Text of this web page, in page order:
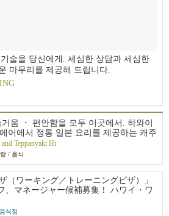
술을 당신에게. 세심한 상담과 세심한
마무리를 제공해 드립니다.
움 ・ 편안함을 모두 이곳에서. 하와이
에어에서 정통 일본 요리를 제공하는 캐주
스토랑입니다. 스시, 사시미, 스페셜 롤,
까지 다양한 메뉴가 준비되어 있다. 테이
온라인 주문도 가능합니다. 일본의 맛
정신이 어우러진 특별한 시간을 즐겨
바랍니다.
Teppanyaki Hi
/ 음식
ザ（ワーキング／トレーニングビザ）」
、マネージャー候補募集！ ハワイ・ワ
人気カフェ「Cream Pot」で働きません
식점